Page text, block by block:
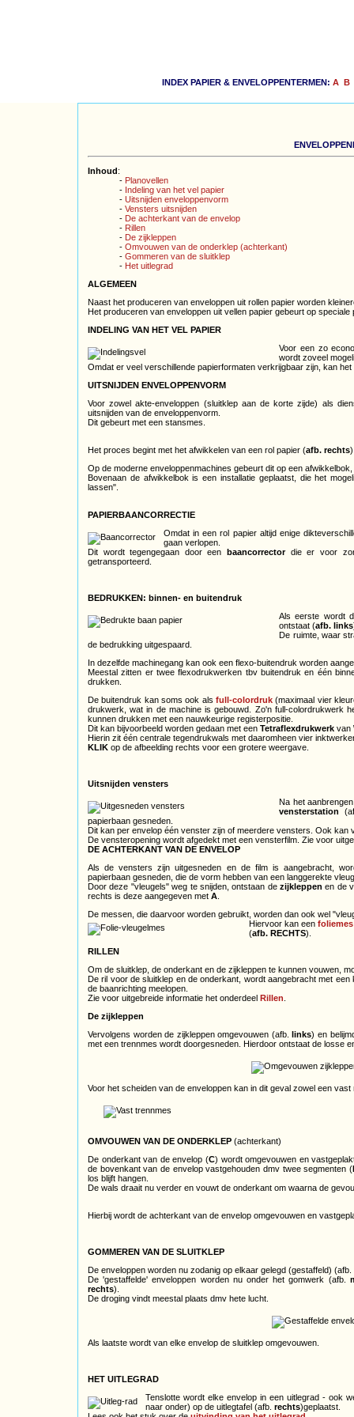
INDEX PAPIER & ENVELOPPENTERMEN: A B
Inhoud:
- Planovellen
- Indeling van het vel papier
- Uitsnijden enveloppenvorm
- Vensters uitsnijden
- De achterkant van de envelop
- Rillen
- De zijkleppen
- Omvouwen van de onderklep (achterkant)
- Gommeren van de sluitklep
- Het uitlegrad
ALGEMEEN
Naast het produceren van enveloppen uit rollen papier worden
Het produceren van enveloppen uit vellen papier gebeurt op speciale
INDELING VAN HET VEL PAPIER
Voor een zo
wordt zoveel
Omdat er veel verschillende papierformaten verkrijgbaar zijn, kan
UITSNIJDEN ENVELOPPENVORM
Voor zowel akte-enveloppen (sluitklep aan de korte zijde) als
uitsnijden van de enveloppenvorm.
Dit gebeurt met een stansmes.
Het proces begint met het afwikkelen van een rol papier (afb. rechts
Op de moderne enveloppenmachines gebeurt dit op een
Bovenaan de afwikkelbok is een installatie geplaatst, die het
lassen".
PAPIERBAANCORRECTIE
Omdat in een rol papier altijd enige
gaan verlopen.
Dit wordt tegengegaan door eenbaancorrectordie er voor
getransporteerd.
BEDRUKKEN: binnen- en buitendruk
Als eerste wordt
ontstaat (afb. links
De ruimte, waar
de bedrukking uitgespaard.
In dezelfde machinegang kan ook een flexo-buitendruk worden
Meestal zitten er twee flexodrukwerken tbv buitendruk en één
drukken.
De buitendruk kan soms ook alsfull-colordruk (maximaal vier
drukwerk, wat in de machine is gebouwd. Zo'n full-colordrukwerk
kunnen drukken met een nauwkeurige registerpositie.
Dit kan bijvoorbeeld worden gedaan met een Tetraflexdrukwerk van
Hierin zit één centrale tegendrukwals met daaromheen vier
KLIK op de afbeelding rechts voor een grotere weergave.
Uitsnijden vensters
Na het
vensterstation
papierbaan gesneden.
Dit kan per envelop één venster zijn of meerdere vensters. Ook
De vensteropening wordt afgedekt met een vensterfilm. Zie voor
DE ACHTERKANT VAN DE ENVELOP
Als de vensters zijn uitgesneden en de film is aangebracht,
papierbaan gesneden, die de vorm hebben van een langgerekte
Door deze "vleugels" weg te snijden, ontstaan de zijkleppen en de
rechts is deze aangegeven met A
De messen, die daarvoor worden gebruikt, worden dan ook wel
Hiervoor kan eenfoliemes
(afb. RECHTS).
RILLEN
Om de sluitklep, de onderkant en de zijkleppen te kunnen vouwen,
De ril voor de sluitklep en de onderkant, wordt aangebracht met
de baanrichting meelopen.
Zie voor uitgebreide informatie het onderdeel Rillen
De zijkleppen
Vervolgens worden de zijkleppen omgevouwen (afb.links) en
met een trennmes wordt doorgesneden. Hierdoor ontstaat de losse
Voor het scheiden van de enveloppen kan in dit geval zowel een
OMVOUWEN VAN DE ONDERKLEP (achterkant)
De onderkant van de envelop (C) wordt omgevouwen en
de bovenkant van de envelop vastgehouden dmv twee segmenten (
los blijft hangen.
De wals draait nu verder en vouwt de onderkant om waarna de
Hierbij wordt de achterkant van de envelop omgevouwen en
GOMMEREN VAN DE SLUITKLEP
De enveloppen worden nu zodanig op elkaar gelegd (gestaffeld) (afb.
De 'gestaffelde' enveloppen worden nu onder het gomwerk (afb.
rechts).
De droging vindt meestal plaats dmv hete lucht.
Als laatste wordt van elke envelop de sluitklep omgevouwen.
HET UITLEGRAD
Tenslotte wordt elke envelop in een uitlegrad - ook
naar onder) op de uitlegtafel (afb. rechts)geplaatst.